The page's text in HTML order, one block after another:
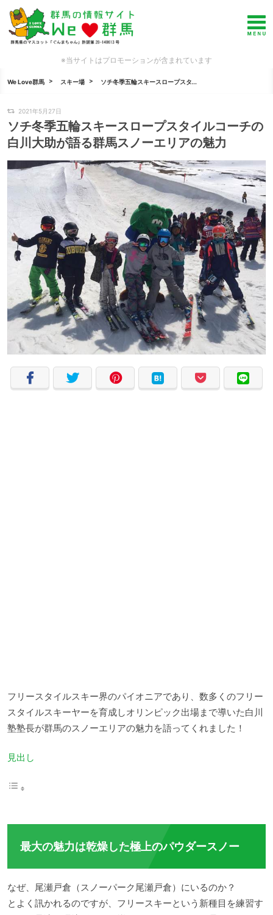
※当サイトはプロモーションが含まれています
We Love群馬 スキー場 ソチ冬季五輪スキースロープスタ...
2021年5月27日
ソチ冬季五輪スキースロープスタイルコーチの
白川大助が語る群馬スノーエリアの魅力
フリースタイルスキー界のパイオニアであり、数多くのフリー
スタイルスキーヤーを育成しオリンピック出場まで導いた白川
塾塾長が群馬のスノーエリアの魅力を語ってくれました！
見出し
最大の魅力は乾燥した極上のパウダースノー
なぜ、尾瀬戸倉（スノーパーク尾瀬戸倉）にいるのか？
とよく訊かれるのですが、フリースキーという新種目を練習す